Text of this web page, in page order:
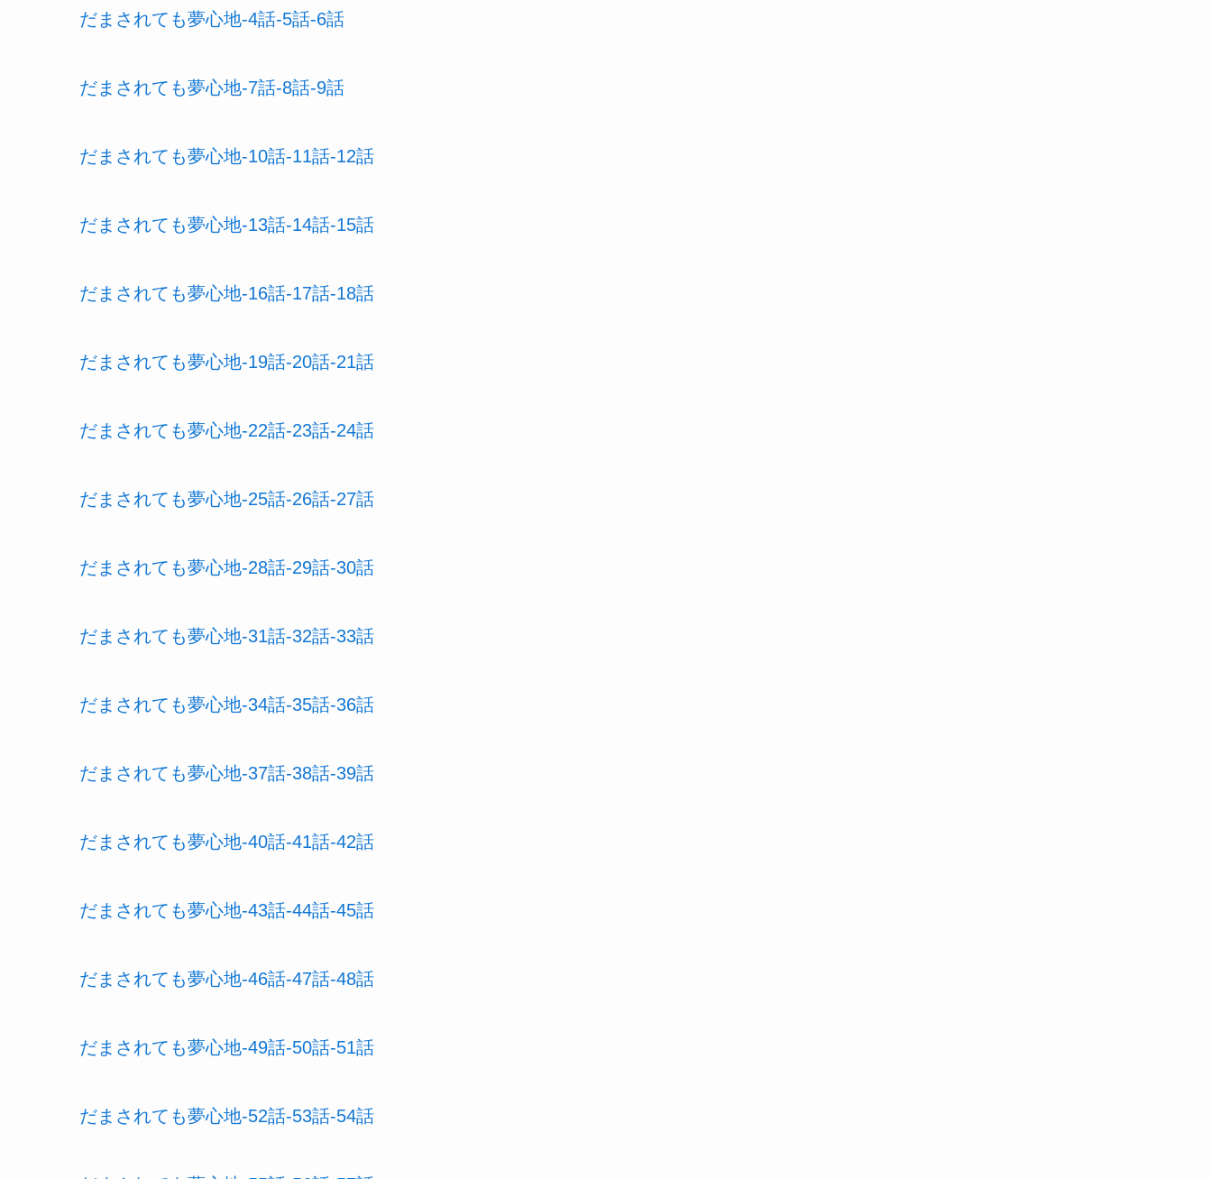
だまされても夢心地-4話-5話-6話
だまされても夢心地-7話-8話-9話
だまされても夢心地-10話-11話-12話
だまされても夢心地-13話-14話-15話
だまされても夢心地-16話-17話-18話
だまされても夢心地-19話-20話-21話
だまされても夢心地-22話-23話-24話
だまされても夢心地-25話-26話-27話
だまされても夢心地-28話-29話-30話
だまされても夢心地-31話-32話-33話
だまされても夢心地-34話-35話-36話
だまされても夢心地-37話-38話-39話
だまされても夢心地-40話-41話-42話
だまされても夢心地-43話-44話-45話
だまされても夢心地-46話-47話-48話
だまされても夢心地-49話-50話-51話
だまされても夢心地-52話-53話-54話